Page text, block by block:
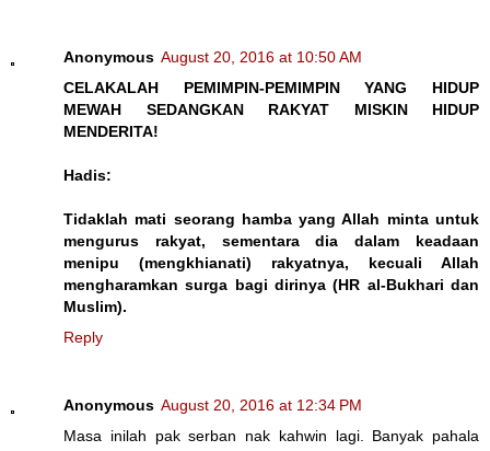
Anonymous August 20, 2016 at 10:50 AM
CELAKALAH PEMIMPIN-PEMIMPIN YANG HIDUP
MEWAH SEDANGKAN RAKYAT MISKIN HIDUP
MENDERITA!
Hadis:
Tidaklah mati seorang hamba yang Allah minta untuk
mengurus rakyat, sementara dia dalam keadaan
menipu (mengkhianati) rakyatnya, kecuali Allah
mengharamkan surga bagi dirinya (HR al-Bukhari dan
Muslim).
Reply
Anonymous August 20, 2016 at 12:34 PM
Masa inilah pak serban nak kahwin lagi. Banyak pahala